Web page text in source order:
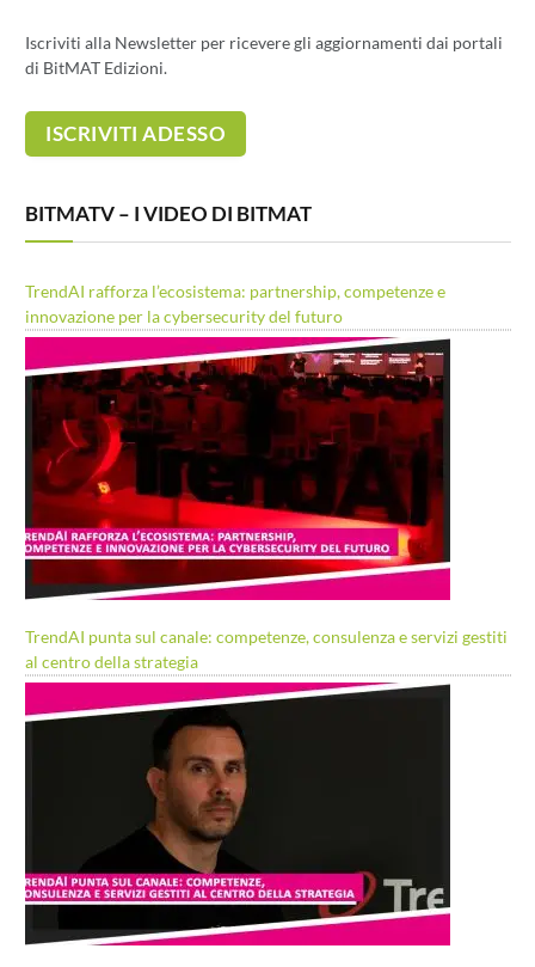
Iscriviti alla Newsletter per ricevere gli aggiornamenti dai portali
di BitMAT Edizioni.
BITMATV – I VIDEO DI BITMAT
TrendAI rafforza l’ecosistema: partnership, competenze e
innovazione per la cybersecurity del futuro
TrendAI punta sul canale: competenze, consulenza e servizi gestiti
al centro della strategia